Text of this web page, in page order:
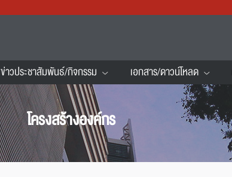
ข่าวประชาสัมพันธ์/กิจกรรม เอกสาร/ดาวน์โหลด
โครงสร้างองค์กร